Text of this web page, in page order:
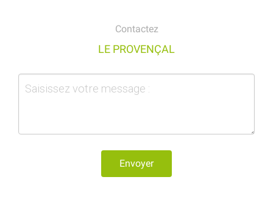
Contactez
LE PROVENÇAL
Envoyer